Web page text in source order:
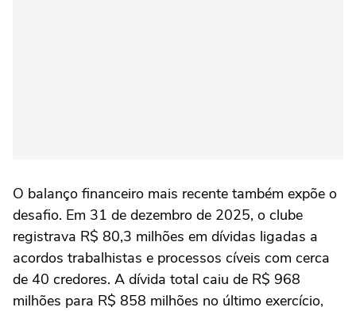
O balanço financeiro mais recente também expõe o
desafio. Em 31 de dezembro de 2025, o clube
registrava R$ 80,3 milhões em dívidas ligadas a
acordos trabalhistas e processos cíveis com cerca
de 40 credores. A dívida total caiu de R$ 968
milhões para R$ 858 milhões no último exercício,